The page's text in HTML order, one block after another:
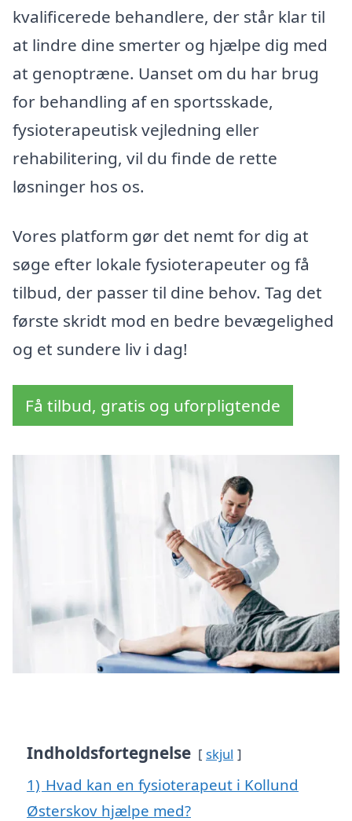
kvalificerede behandlere, der står klar til
at lindre dine smerter og hjælpe dig med
at genoptræne. Uanset om du har brug
for behandling af en sportsskade,
fysioterapeutisk vejledning eller
rehabilitering, vil du finde de rette
løsninger hos os.
Vores platform gør det nemt for dig at
søge efter lokale fysioterapeuter og få
tilbud, der passer til dine behov. Tag det
første skridt mod en bedre bevægelighed
og et sundere liv i dag!
Få tilbud, gratis og uforpligtende
Indholdsfortegnelse skjul
1) Hvad kan en fysioterapeut i Kollund
Østerskov hjælpe med?